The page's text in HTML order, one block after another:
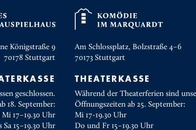
Königstraße 9
70178 Stuttgart
geschlossen.
18. September:
17–19.30 Uhr
Sa 15–19.30 Uhr
Am Schlossplatz, Bolzstraße 4–6
70173 Stuttgart
THEATERKASSE
Während der Theaterferien sind
Öffnungszeiten ab 25. September:
Mi 17-19.30 Uhr
Do und Fr 15–19.30 Uhr